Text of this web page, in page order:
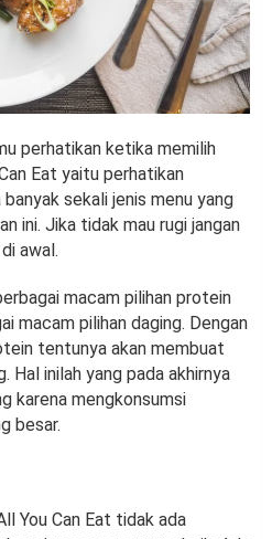
perhatikan ketika memilih
Eat yaitu perhatikan
sekali jenis menu yang
ini. Jika tidak mau rugi jangan
awal.
macam pilihan protein
macam pilihan daging. Dengan
tentunya akan membuat
Hal inilah yang pada akhirnya
karena mengkonsumsi
besar.
You Can Eat tidak ada